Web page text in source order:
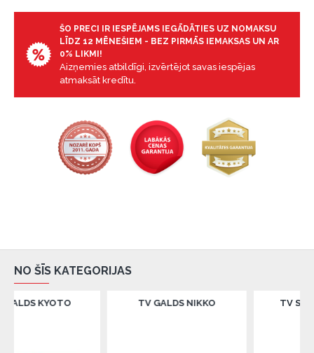
ŠO PRECI IR IESPĒJAMS IEGĀDĀTIES UZ NOMAKSU
LĪDZ 12 MĒNEŠIEM - BEZ PIRMĀS IEMAKSAS UN AR
0% LIKMI!
Aizņemies atbildīgi, izvērtējot savas iespējas
atmaksāt kredītu.
NO ŠĪS KATEGORIJAS
TV GALDS NIKKO TV SOLS